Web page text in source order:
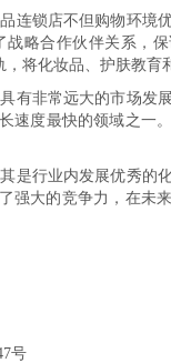
连锁店不但购物环境
略合作伙伴关系，
将化妆品、护肤教育
有非常远大的市场发
速度最快的领域之一
是行业内发展优秀的
强大的竞争力，在未
号